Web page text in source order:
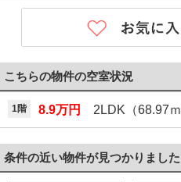
こちらの物件の空室状況
1階 8.9万円 2LDK（68.97ｍ
条件の近い物件が見つかりました